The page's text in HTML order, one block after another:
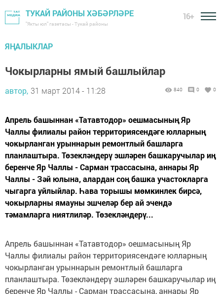
ТУКАЙ РАЙОНЫ ХӘБӘРЛӘРЕ
"Якты юл" газетасы - Тукай районы
16+
ЯҢАЛЫКЛАР
Чокырларны ямый башлыйлар
автор, 31 март 2014 - 11:28 840 0 0
Апрель башыннан «Татавтодор» оешмасының Яр
Чаллы филиалы район территориясендәге юлларның
чокырланган урыннарын ремонтлый башларга
планлаштыра. Төзекләндерү эшләрен башкаручылар иң
беренче Яр Чаллы - Сарман трассасына, аннары Яр
Чаллы - Зәй юлына, алардан соң башка участокларга
чыгарга уйлыйлар. Һава торышы мөмкинлек бирсә,
чокырларны ямауны эшчеләр бер ай эчендә
тәмамларга ниятлиләр. Төзекләндерү...
Апрель башыннан «Татавтодор» оешмасының Яр
Чаллы филиалы район территориясендәге юлларның
чокырланган урыннарын ремонтлый башларга
планлаштыра. Төзекләндерү эшләрен башкаручылар иң
беренче Яр Чаллы - Сарман трассасына, аннары Яр